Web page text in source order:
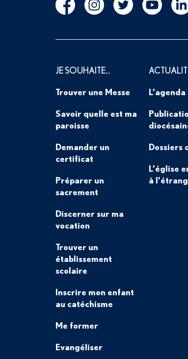
JE SOUHAITE…
Trouver une Messe
Savoir quelle est ma
paroisse
Demander un
certificat
Préparer un
sacrement
Discerner sur ma
vocation
Trouver un
établissement
scolaire
Inscrire mon enfant
au catéchisme
Me former
Evangéliser
Dossiers
L’église
à